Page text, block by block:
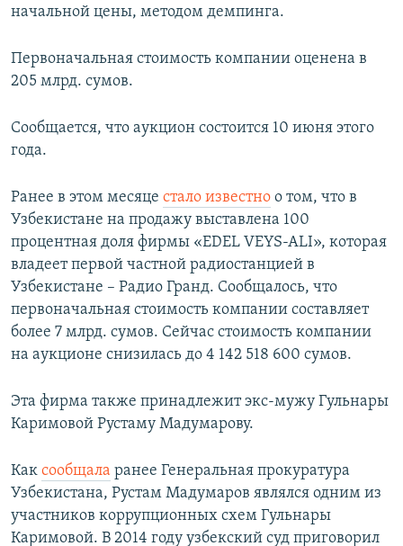
начальной цены, методом демпинга.
Первоначальная стоимость компании оценена в
205 млрд. сумов.
Сообщается, что аукцион состоится 10 июня этого
года.
Ранее в этом месяце стало известно о том, что в
Узбекистане на продажу выставлена 100
процентная доля фирмы «EDEL VEYS-ALI», которая
владеет первой частной радиостанцией в
Узбекистане – Радио Гранд. Сообщалось, что
первоначальная стоимость компании составляет
более 7 млрд. сумов. Сейчас стоимость компании
на аукционе снизилась до 4 142 518 600 сумов.
Эта фирма также принадлежит экс-мужу Гульнары
Каримовой Рустаму Мадумарову.
Как сообщала ранее Генеральная прокуратура
Узбекистана, Рустам Мадумаров являлся одним из
участников коррупционных схем Гульнары
Каримовой. В 2014 году узбекский суд приговорил